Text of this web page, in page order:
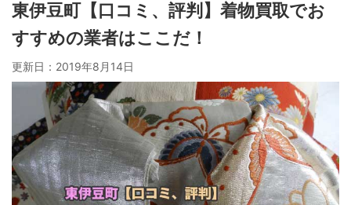
東伊豆町【口コミ、評判】着物買取でお
すすめの業者はここだ！
更新日： 2019年8月14日